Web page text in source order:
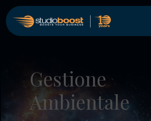
Gestione
Ambientale